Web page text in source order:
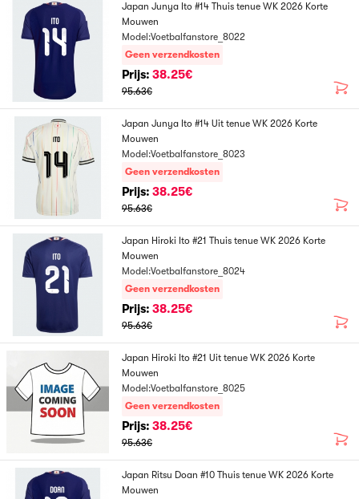
Japan Junya Ito #14 Thuis tenue WK 2026 Korte
Mouwen
Model:Voetbalfanstore_8022
Geen verzendkosten
Prijs: 38.25€
95.63€
Japan Junya Ito #14 Uit tenue WK 2026 Korte
Mouwen
Model:Voetbalfanstore_8023
Geen verzendkosten
Prijs: 38.25€
95.63€
Japan Hiroki Ito #21 Thuis tenue WK 2026 Korte
Mouwen
Model:Voetbalfanstore_8024
Geen verzendkosten
Prijs: 38.25€
95.63€
Japan Hiroki Ito #21 Uit tenue WK 2026 Korte
Mouwen
Model:Voetbalfanstore_8025
Geen verzendkosten
Prijs: 38.25€
95.63€
Japan Ritsu Doan #10 Thuis tenue WK 2026 Korte
Mouwen